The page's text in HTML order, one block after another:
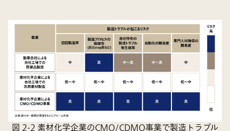
図 2-2 素材化学企業のCMO/CDMO事業で製造トラブル